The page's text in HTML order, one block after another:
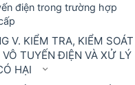
điện trong trường hợp
V. KIỂM TRA, KIỂM SOÁT
TUYẾN ĐIỆN VÀ XỬ LÝ
HẠI